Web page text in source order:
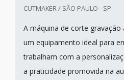
CUTMAKER / SÃO PAULO - SP
A máquina de corte gravação
um equipamento ideal para
trabalham com a
a praticidade promovida na